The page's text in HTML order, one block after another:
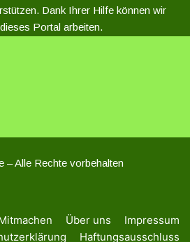
Dank Ihrer Hilfe können wir
Portal arbeiten.
– Alle Rechte vorbehalten
Über uns
Impressum
Haftungsausschluss